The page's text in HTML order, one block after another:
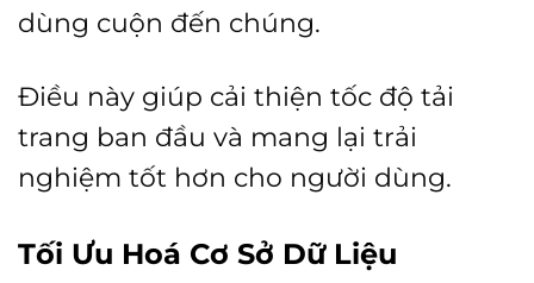
dùng cuộn đến chúng.
Điều này giúp cải thiện tốc độ tải
trang ban đầu và mang lại trải
nghiệm tốt hơn cho người dùng.
Tối Ưu Hoá Cơ Sở Dữ Liệu